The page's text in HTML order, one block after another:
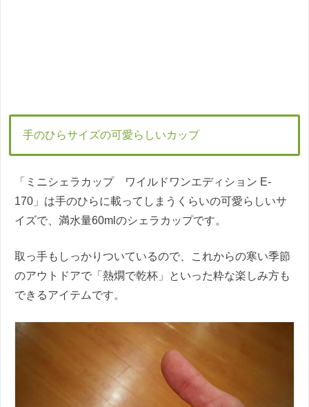
手のひらサイズの可愛らしいカップ
「ミニシェラカップ ワイルドワンエディション E-
170」は手のひらに載ってしまうくらいの可愛らしいサ
イズで、満水量60mlのシェラカップです。
取っ手もしっかりついているので、これからの寒い季節
のアウトドアで「熱燗で乾杯」といった粋な楽しみ方も
できるアイテムです。